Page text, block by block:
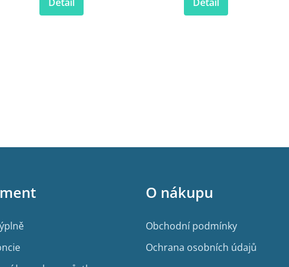
O nákupu
Obchodní podmínky
Ochrana osobních údajů